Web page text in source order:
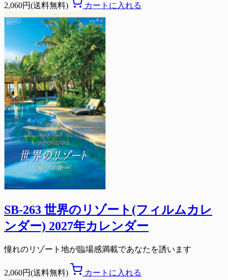
2,060円(送料無料) カートに入れる
SB-263 世界のリゾート(フィルムカレ
ンダー) 2027年カレンダー
憧れのリゾート地が臨場感満載であなたを誘います
2,060円(送料無料) カートに入れる